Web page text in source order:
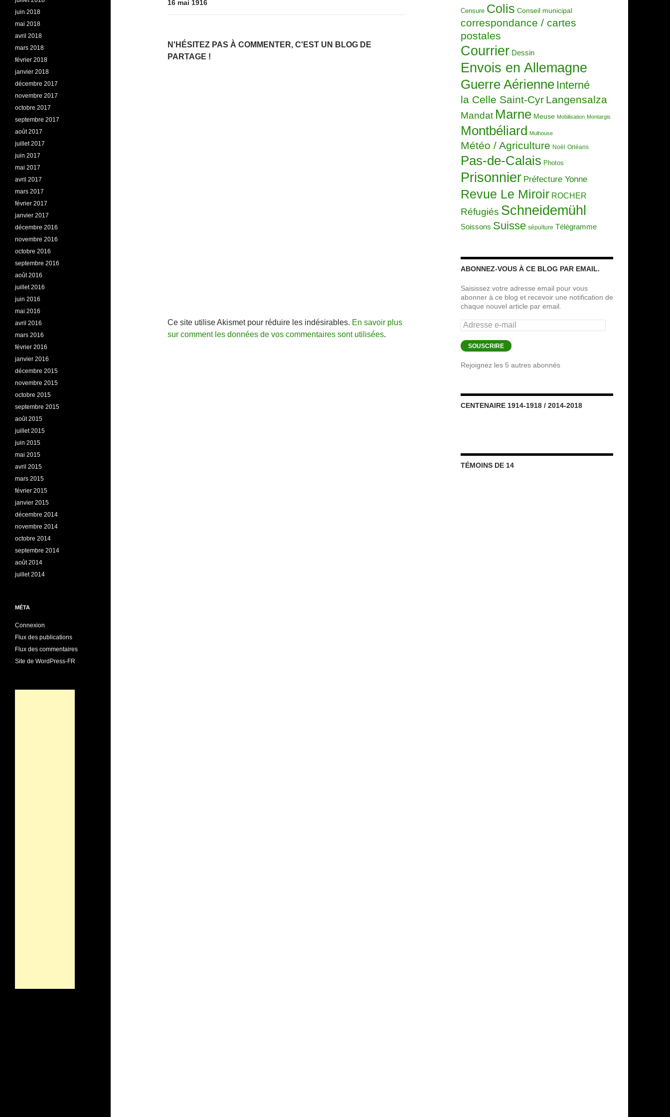
16 mai 1916
N'HÉSITEZ PAS À COMMENTER, C'EST UN BLOG DE
PARTAGE !
Ce site utilise Akismet pour réduire les indésirables. En savoir plus
sur comment les données de vos commentaires sont utilisées.
Censure Colis Conseil municipal
correspondance / cartes
postales
Courrier Dessin
Envois en Allemagne
Guerre Aérienne Interné
la Celle Saint-Cyr Langensalza
Mandat Marne Meuse Mobilisation Montargis
Montbéliard Mulhouse
Météo / Agriculture Noël Orléans
Pas-de-Calais Photos
Prisonnier Préfecture Yonne
Revue Le Miroir ROCHER
Réfugiés Schneidemühl
Soissons Suisse sépulture Télégramme
ABONNEZ-VOUS À CE BLOG PAR EMAIL.
Saisissez votre adresse email pour vous
abonner à ce blog et recevoir une notification de
chaque nouvel article par email.
Adresse
e-
mail
SOUSCRIRE
Rejoignez les 5 autres abonnés
CENTENAIRE 1914-1918 / 2014-2018
TÉMOINS DE 14
juin 2018
mai 2018
avril 2018
mars 2018
février 2018
janvier 2018
décembre 2017
novembre 2017
octobre 2017
septembre 2017
août 2017
juillet 2017
juin 2017
mai 2017
avril 2017
mars 2017
février 2017
janvier 2017
décembre 2016
novembre 2016
octobre 2016
septembre 2016
août 2016
juillet 2016
juin 2016
mai 2016
avril 2016
mars 2016
février 2016
janvier 2016
décembre 2015
novembre 2015
octobre 2015
septembre 2015
août 2015
juillet 2015
juin 2015
mai 2015
avril 2015
mars 2015
février 2015
janvier 2015
décembre 2014
novembre 2014
octobre 2014
septembre 2014
août 2014
juillet 2014
MÉTA
Connexion
Flux des publications
Flux des commentaires
Site de WordPress-FR